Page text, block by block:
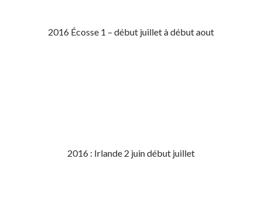
2016 Écosse 1 – début juillet à début aout
2016 : Irlande 2 juin début juillet